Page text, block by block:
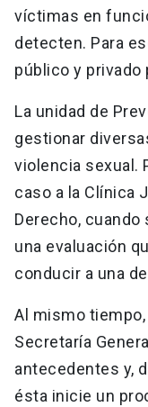
víctimas en
detecten. Para
público y privado
La unidad de
gestionar
violencia sexual.
caso a la Clínica
Derecho,
una evaluación
conducir a una
Al mismo
Secretaría
antecedentes y,
ésta inicie un